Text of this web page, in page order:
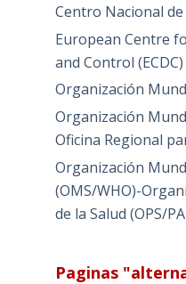
Centro Nacional
European Centre
and Control (ECDC)
Organización
Organización
Oficina Regional
Organización
(OMS/WHO)-
de la Salud (OPS/
Paginas